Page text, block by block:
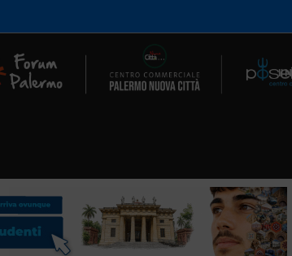
Il